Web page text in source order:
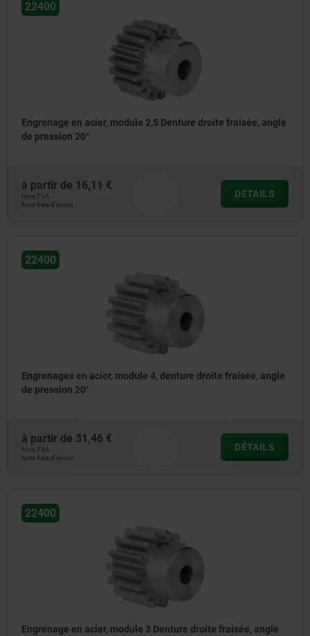
22400
Engrenage en acier, module 2,5 Denture droite fraisée, angle
de pression 20°
à partir de 16,11 €
hors TVA
hors frais d’envoi
DÉTAILS
22400
Engrenages en acier, module 4, denture droite fraisée, angle
de pression 20°
à partir de 31,46 €
hors TVA
hors frais d’envoi
DÉTAILS
22400
Engrenage en acier, module 3 Denture droite fraisée, angle